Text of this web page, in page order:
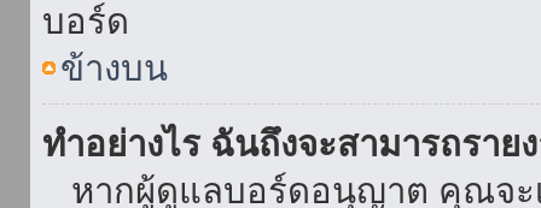
บอร์ด
ข้างบน
ทำอย่างไร ฉันถึงจะสามารถรา
หากผู้ดูแลบอร์ดอนุญาต คุณจะ